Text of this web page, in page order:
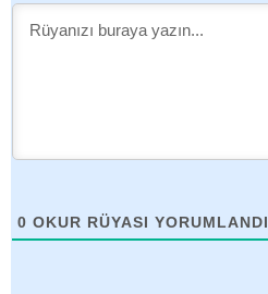
0 OKUR RÜYASI YORUMLANDI